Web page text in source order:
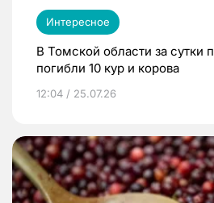
Интересное
В Томской области за сутки
погибли 10 кур и корова
12:04 / 25.07.26